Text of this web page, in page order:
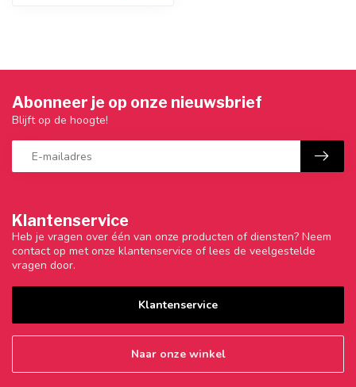
Klantenservice
Heb je vragen over één van onze producten of diensten? Neem
contact op met onze klantenservice of lees de veelgestelde
vragen door.
Klantenservice
Naar onze winkel
Abonneer je op onze nieuwsbrief
Blijft op de hoogte!